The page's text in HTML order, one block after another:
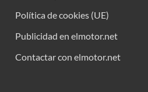
Política de cookies (UE)
Publicidad en elmotor.net
Contactar con elmotor.net